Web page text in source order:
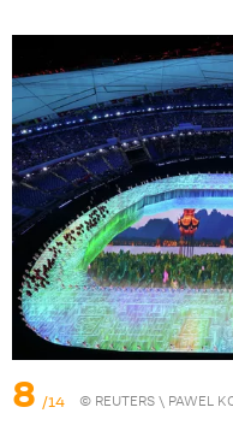
8 /14 © REUTERS \ PAWEL